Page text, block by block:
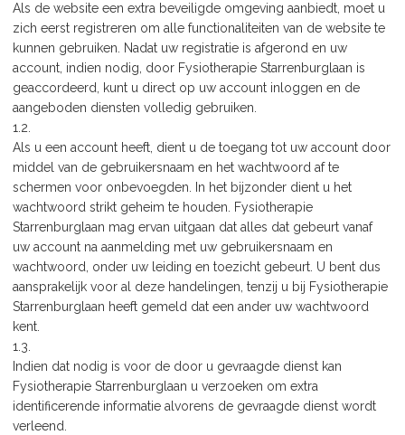
Als de website een extra beveiligde omgeving aanbiedt, moet u
zich eerst registreren om alle functionaliteiten van de website te
kunnen gebruiken. Nadat uw registratie is afgerond en uw
account, indien nodig, door Fysiotherapie Starrenburglaan is
geaccordeerd, kunt u direct op uw account inloggen en de
aangeboden diensten volledig gebruiken.
1.2.
Als u een account heeft, dient u de toegang tot uw account door
middel van de gebruikersnaam en het wachtwoord af te
schermen voor onbevoegden. In het bijzonder dient u het
wachtwoord strikt geheim te houden. Fysiotherapie
Starrenburglaan mag ervan uitgaan dat alles dat gebeurt vanaf
uw account na aanmelding met uw gebruikersnaam en
wachtwoord, onder uw leiding en toezicht gebeurt. U bent dus
aansprakelijk voor al deze handelingen, tenzij u bij Fysiotherapie
Starrenburglaan heeft gemeld dat een ander uw wachtwoord
kent.
1.3.
Indien dat nodig is voor de door u gevraagde dienst kan
Fysiotherapie Starrenburglaan u verzoeken om extra
identificerende informatie alvorens de gevraagde dienst wordt
verleend.